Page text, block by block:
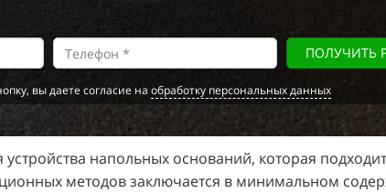
ПОЛУЧИТЬ
вы даете согласие на обработку персональных данных
напольных оснований, которая
методов заключается в минимальном